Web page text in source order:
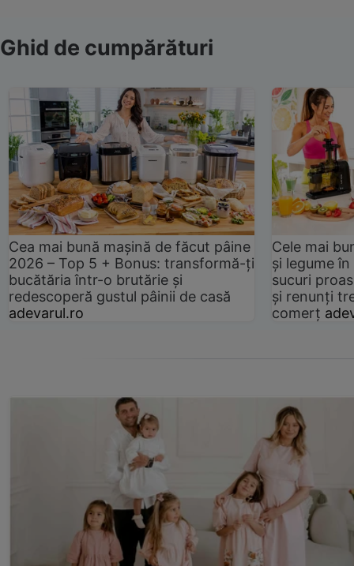
Ghid de cumpărături
Cea mai bună mașină de făcut pâine
2026 – Top 5 + Bonus: transformă-ți
bucătăria într-o brutărie și
redescoperă gustul pâinii de casă
adevarul.ro
Cele mai
și legume
sucuri
și renunți
comerț